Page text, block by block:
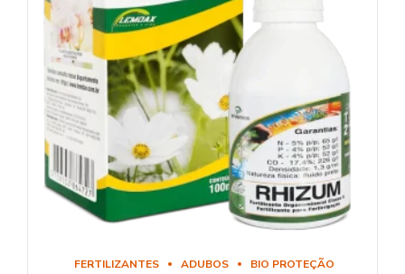
FERTILIZANTES ADUBOS BIO PROTEÇÃO